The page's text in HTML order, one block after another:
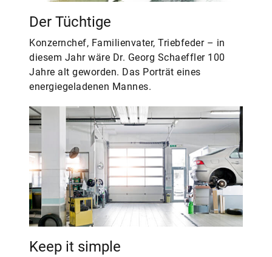
Der Tüchtige
Konzernchef, Familienvater, Triebfeder – in
diesem Jahr wäre Dr. Georg Schaeffler 100
Jahre alt geworden. Das Porträt eines
energiegeladenen Mannes.
Keep it simple